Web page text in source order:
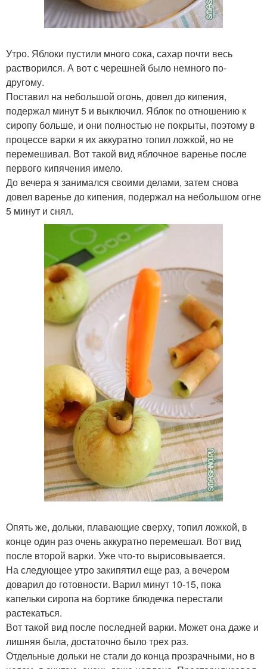
Утро. Яблоки пустили много сока, сахар почти весь
растворился. А вот с черешней было немного по-
другому.
Поставил на небольшой огонь, довел до кипения,
подержал минут 5 и выключил. Яблок по отношению к
сиропу больше, и они полностью не покрыты, поэтому в
процессе варки я их аккуратно топил ложкой, но не
перемешивал. Вот такой вид яблочное варенье после
первого кипячения имело.
До вечера я занимался своими делами, затем снова
довел варенье до кипения, подержал на небольшом огне
5 минут и снял.
Опять же, дольки, плавающие сверху, топил ложкой, в
конце один раз очень аккуратно перемешал. Вот вид
после второй варки. Уже что-то вырисовывается.
На следующее утро закипятил еще раз, а вечером
доварил до готовности. Варил минут 10-15, пока
капельки сиропа на бортике блюдечка перестали
растекаться.
Вот такой вид после последней варки. Может она даже и
лишняя была, достаточно было трех раз.
Отдельные дольки не стали до конца прозрачными, но в